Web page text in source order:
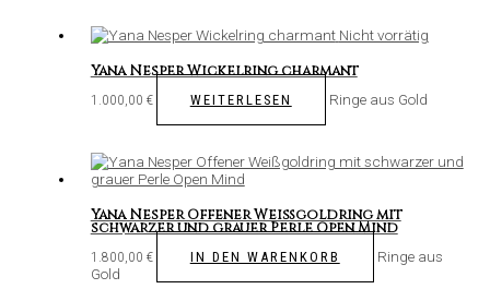
Nicht vorrätig
Yana Nesper Wickelring charmant
1.000,00 € WEITERLESEN Ringe aus Gold
Yana Nesper Offener Weißgoldring mit
schwarzer und grauer Perle Open Mind
1.800,00 € IN DEN WARENKORB
Ringe aus
Gold